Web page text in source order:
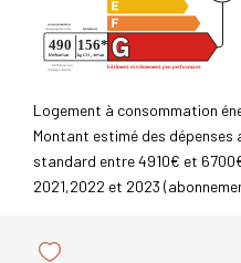
Logement à consommation
Montant estimé des dépenses
standard entre 4910€ et
2021,2022 et 2023